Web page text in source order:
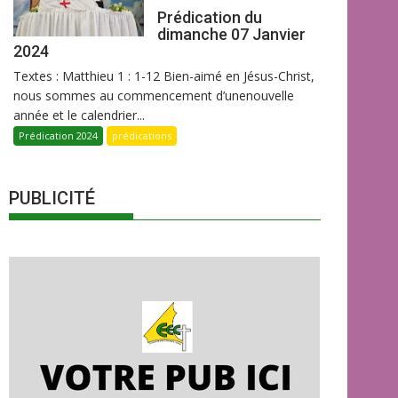
Prédication du
dimanche 07 Janvier
2024
Textes : Matthieu 1 : 1-12 Bien-aimé en Jésus-Christ,
nous sommes au commencement d’unenouvelle
année et le calendrier...
Prédication 2024 prédications
PUBLICITÉ